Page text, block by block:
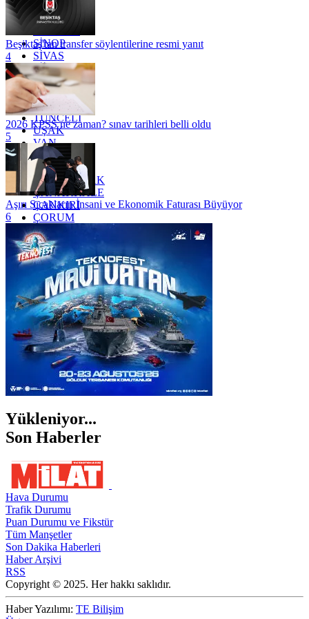
RİZE
SAKARYA
SİNOP
SİVAS
SİİRT
TEKİRDAĞ
TOKAT
TRABZON
TUNCELİ
UŞAK
VAN
YALOVA
YOZGAT
ZONGULDAK
ÇANAKKALE
ÇANKIRI
ÇORUM
İSTANBUL
İZMİR
ŞANLIURFA
ŞIRNAK
Beşiktaş'tan transfer söylentilerine resmi yanıt
4
2026 KPSS ne zaman? sınav tarihleri belli oldu
5
Aşırı Sıcakların İnsani ve Ekonomik Faturası Büyüyor
6
Yükleniyor...
Son Haberler
Hava Durumu
Trafik Durumu
Puan Durumu ve Fikstür
Tüm Manşetler
Son Dakika Haberleri
Haber Arşivi
RSS
Copyright © 2025. Her hakkı saklıdır.
Haber Yazılımı: TE Bilişim